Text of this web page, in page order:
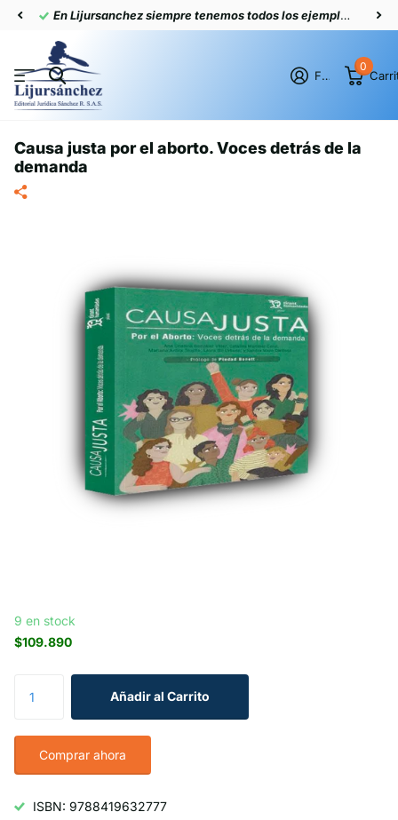
En Lijursanchez siempre tenemos todos los ejemplares actualizados
Firme en el registro
0
Causa justa por el aborto. Voces detrás de la
demanda
9 en stock
$109.890
Añadir al Carrito
Comprar ahora
ISBN: 9788419632777